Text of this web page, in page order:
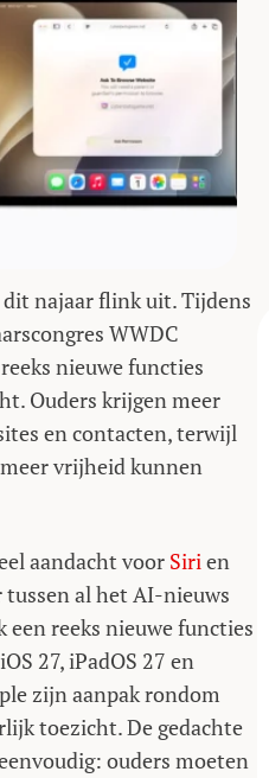
najaar flink uit. Tijdens
WWDC
nieuwe functies
Ouders krijgen meer
en contacten, terwijl
vrijheid kunnen
aandacht voor Sirien
al het AI-nieuws
een reeks nieuwe functies
27, iPadOS 27 en
zijn aanpak rondom
toezicht. De gedachte
ouders moeten